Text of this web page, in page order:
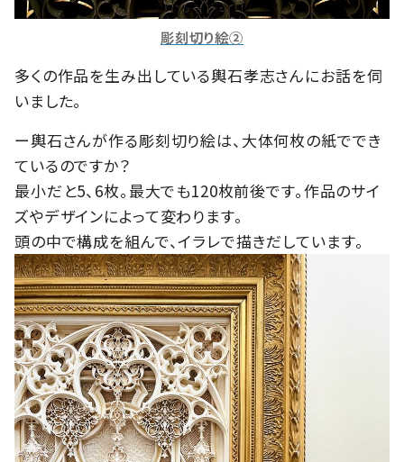
彫刻切り絵②
多くの作品を生み出している輿石孝志さんにお話を伺
いました。
ー輿石さんが作る彫刻切り絵は、大体何枚の紙ででき
ているのですか？
最小だと5、6枚。最大でも120枚前後です。作品のサイ
ズやデザインによって変わります。
頭の中で構成を組んで、イラレで描きだしています。